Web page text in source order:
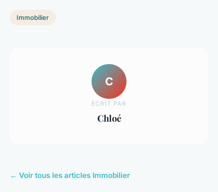
Immobilier
C
ECRIT PAR
Chloé
← Voir tous les articles Immobilier